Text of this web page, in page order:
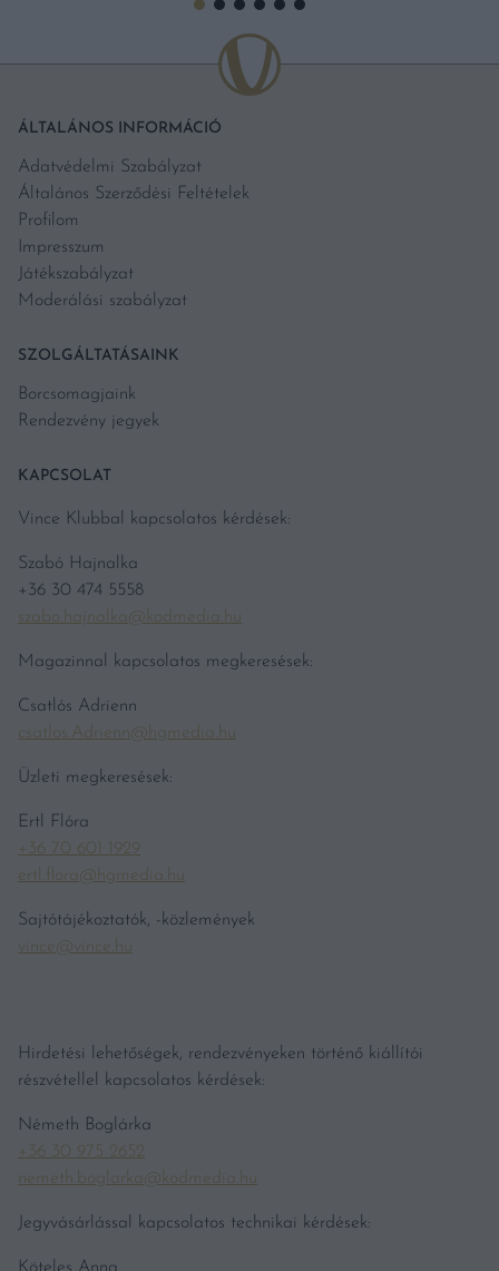
ÁLTALÁNOS INFORMÁCIÓ
Adatvédelmi Szabályzat
Általános Szerződési Feltételek
Profilom
Impresszum
Játékszabályzat
Moderálási szabályzat
SZOLGÁLTATÁSAINK
Borcsomagjaink
Rendezvény jegyek
KAPCSOLAT
Vince Klubbal kapcsolatos kérdések:
Szabó Hajnalka
+36 30 474 5558
szabo.hajnalka@kodmedia.hu
Magazinnal kapcsolatos megkeresések:
Csatlós Adrienn
csatlos.Adrienn@hgmedia.hu
Üzleti megkeresések:
Ertl Flóra
+36 70 601 1929
ertl.flora@hgmedia.hu
Sajtótájékoztatók, -közlemények
vince@vince.hu
Hirdetési lehetőségek, rendezvényeken történő kiállítói
részvétellel kapcsolatos kérdések:
Németh Boglárka
+36 30 975 2652
nemeth.boglarka@kodmedia.hu
Jegyvásárlással kapcsolatos technikai kérdések:
Köteles Anna